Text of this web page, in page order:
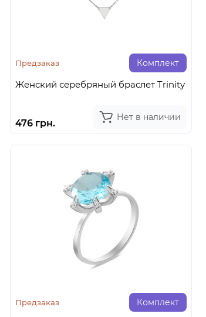
Комплект
Предзаказ
Женский серебряный браслет Trinity
476 грн.
Нет в наличии
Комплект
Предзаказ